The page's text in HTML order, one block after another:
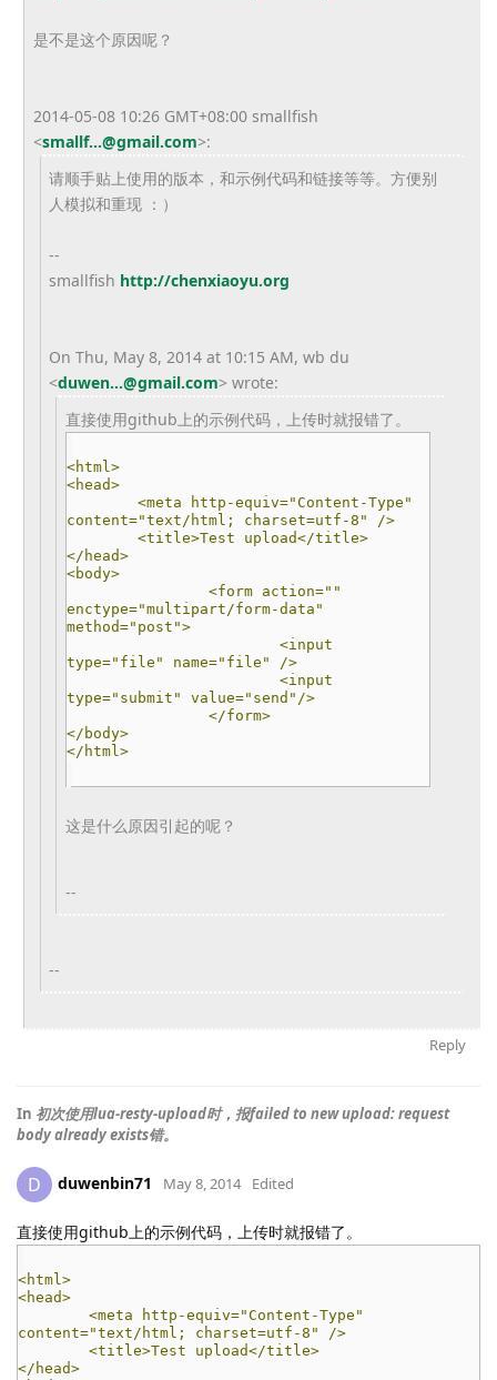
是不是这个原因呢？
2014-05-08 10:26 GMT+08:00 smallfish
<smallf...@gmail.com>:
请顺手贴上使用的版本，和示例代码和链接等等。 方便别
人模拟和重现 ：）
--
smallfish http://chenxiaoyu.org
On Thu, May 8, 2014 at 10:15 AM, wb du
<duwen...@gmail.com> wrote:
直接使用github上的示例代码，上传时就报错了。
<html>
<head>
<meta http-equiv="Content-Type"
content="text/html; charset=utf-8" />
<title>Test upload</title>
</head>
<body>
<form action=""
enctype="multipart/form-data"
method="post">
<input
type="file" name="file" />
<input
type="submit" value="send"/>
</form>
</body>
</html>
这是什么原因引起的呢？
--
--
Reply
In 初次使用lua-resty-upload时，报failed to new upload: request
body already exists错。
D duwenbin71 May 8, 2014 Edited
直接使用github上的示例代码，上传时就报错了。
<html>
<head>
<meta http-equiv="Content-Type"
content="text/html; charset=utf-8" />
<title>Test upload</title>
</head>